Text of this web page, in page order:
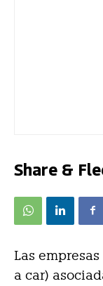
Share &
Las
a car)